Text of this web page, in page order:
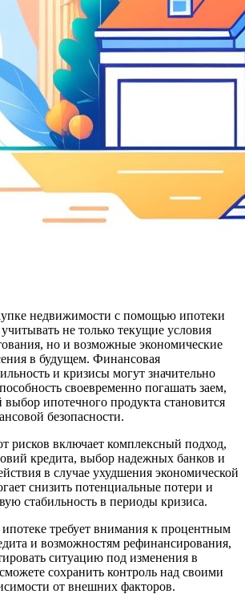
недвижимости с помощью ипотеки
не только текущие условия
но и возможные экономические
в будущем. Финансовая
и кризисы могут значительно
своевременно погашать заем,
ипотечного продукта становится
безопасности.
рисков включает комплексный подход,
кредита, выбор надежных банков и
в случае ухудшения экономической
снизить потенциальные потери и
стабильность в периоды кризиса.
требует внимания к процентным
и возможностям рефинансирования,
ситуацию под изменения в
сохранить контроль над своими
от внешних факторов.